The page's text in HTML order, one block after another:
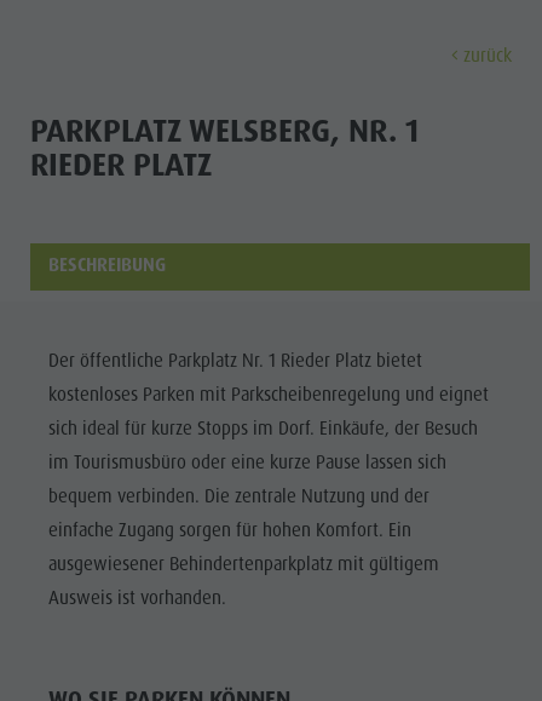
FERIENORTE
DOLOMITEN
UNESCO
FAMILIE &
Bars &
Restaurants
Cook the
Mountain
Shopping
Ferienorte
Sehenswürdigkeiten
Events
Kultur
Sehenswürdigkeiten
Bars & Restaurants
Cook the Mountain
Shopping
Wellness
Wandern
Radfahren
Paragleiten & Tandemfliegen
Weitere Aktivitäten
Ferienprogramme
Anreise
Mobilität vor Ort
Kontakt
Webcams
Wetter
Kronplatz Doctor Service
zurück
PARKPLATZ WELSBERG, NR. 1
RIEDER PLATZ
BESCHREIBUNG
Der öffentliche Parkplatz Nr. 1 Rieder Platz bietet
kostenloses Parken mit Parkscheibenregelung und eignet
sich ideal für kurze Stopps im Dorf. Einkäufe, der Besuch
im Tourismusbüro oder eine kurze Pause lassen sich
bequem verbinden. Die zentrale Nutzung und der
einfache Zugang sorgen für hohen Komfort. Ein
ausgewiesener Behindertenparkplatz mit gültigem
Ausweis ist vorhanden.